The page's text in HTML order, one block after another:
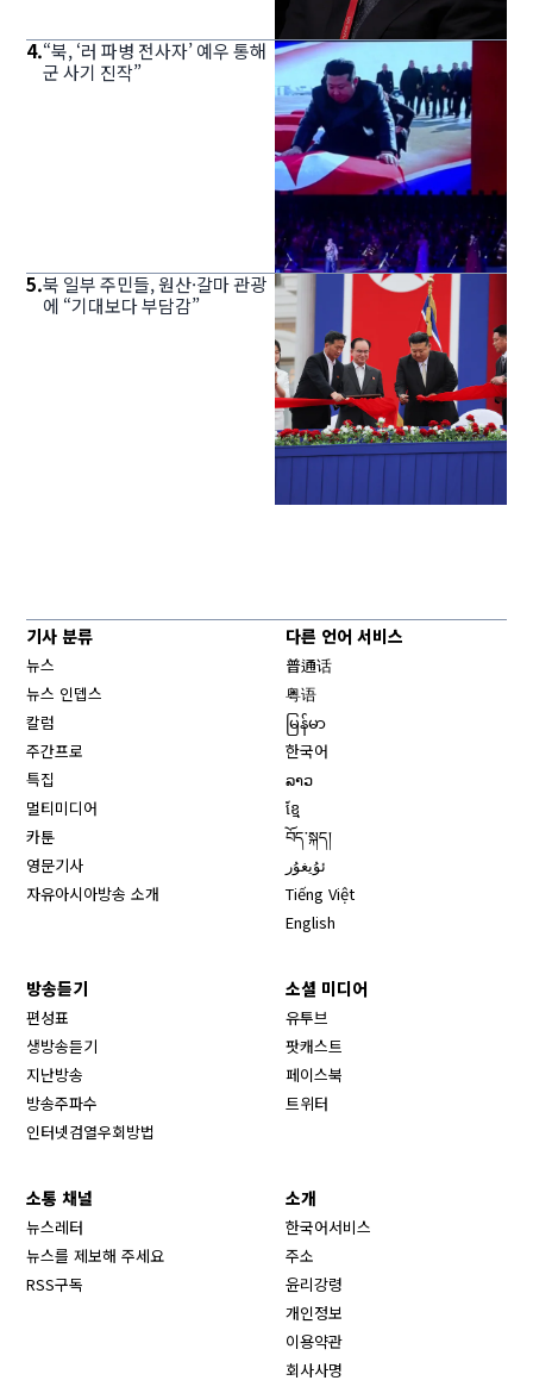
4.“북, ‘러 파병 전사자’ 예우 통해
군 사기 진작”
5.북 일부 주민들, 원산·갈마 관광
에 “기대보다 부담감”
기사 분류
뉴스
뉴스 인뎁스
칼럼
주간프로
특집
멀티미디어
카툰
영문기사
자유아시아방송 소개
다른 언어 서비스
普通话
粤语
မြန်မာ
한국어
ລາວ
ខ្មែ
བོད་སྐད།
ئۇيغۇر
Tiếng Việt
English
방송듣기
편성표
생방송듣기
지난방송
방송주파수
인터넷검열우회방법
소셜 미디어
유투브
팟캐스트
페이스북
트위터
소통 채널
뉴스레터
뉴스를 제보해 주세요
RSS구독
소개
한국어서비스
주소
윤리강령
개인정보
이용약관
회사사명